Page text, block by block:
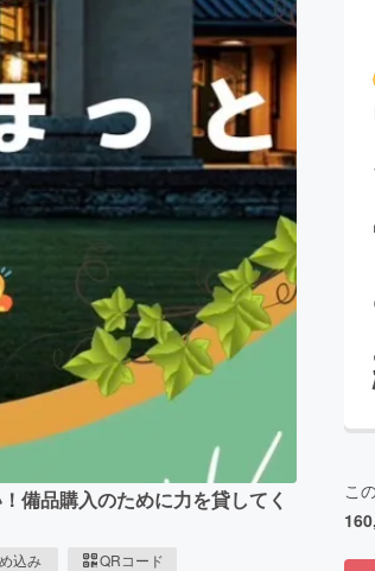
ービス開発 フード・飲食店
出版 アニメ・漫画
ジ ビューティー
CAMPFIRE for Social GoodCAMPFIRE Creation
CAMPFIREふるさと納税machi-ya
備品購入のために力を貸してく
込み QRコード
こ